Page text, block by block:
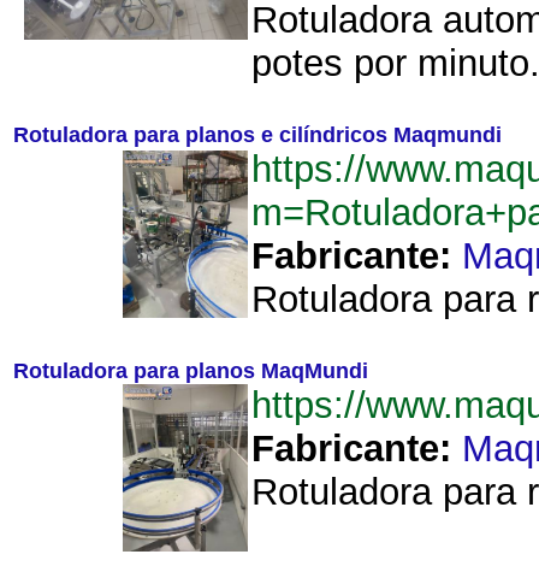
Rotuladora
potes por
Rotuladora para planos e cilíndricos Maqmundi
https://
Fabricante:
Rotuladora para
Rotuladora para planos MaqMundi
https://
Fabricante:
Rotuladora para